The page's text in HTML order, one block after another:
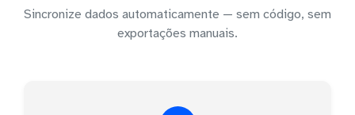
Sincronize dados automaticamente — sem código, sem
exportações manuais.